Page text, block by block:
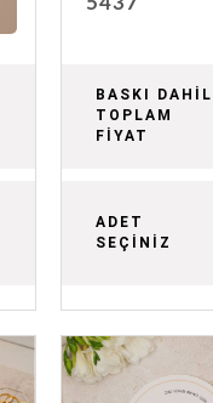
BASKI DAHİL
TOPLAM
FİYAT
ADET
SEÇİNİZ